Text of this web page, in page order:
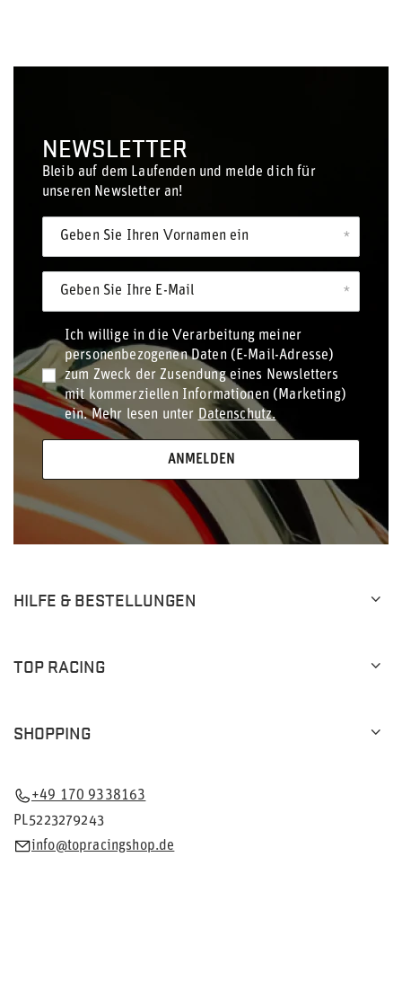
NEWSLETTER
Bleib auf dem Laufenden und melde dich für
unseren Newsletter an!
Geben Sie Ihren Vornamen ein
Geben Sie Ihre E-Mail
Ich willige in die Verarbeitung meiner
personenbezogenen Daten (E-Mail-Adresse)
zum Zweck der Zusendung eines Newsletters
mit kommerziellen Informationen (Marketing)
ein. Mehr lesen unter Datenschutz.
ANMELDEN
HILFE & BESTELLUNGEN
TOP RACING
SHOPPING
+49 170 9338163
PL5223279243
info@topracingshop.de